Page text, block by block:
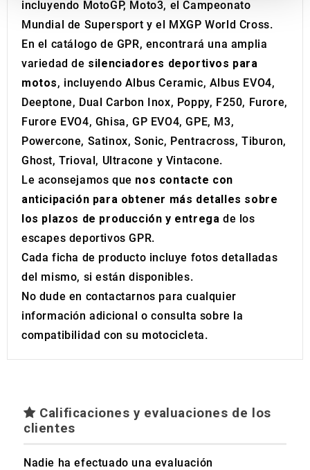
We also share information about your use of our site with
our social media, advertising and analytics partners who
may combine it with other information that you’ve
provided to them or that they’ve collected from your use
incluyendo MotoGP, Moto3, el Campeonato
Mundial de Supersport y el MXGP World Cross.
En el catálogo de GPR, encontrará una amplia
variedad de silenciadores deportivos para
motos, incluyendo Albus Ceramic, Albus EVO4,
Deeptone, Dual Carbon Inox, Poppy, F250, Furore,
Furore EVO4, Ghisa, GP EVO4, GPE, M3,
Powercone, Satinox, Sonic, Pentracross, Tiburon,
Ghost, Trioval, Ultracone y Vintacone.
Le aconsejamos que nos contacte con
anticipación para obtener más detalles sobre
los plazos de producción y entrega de los
escapes deportivos GPR.
Cada ficha de producto incluye fotos detalladas
del mismo, si están disponibles.
No dude en contactarnos para cualquier
información adicional o consulta sobre la
compatibilidad con su motocicleta.
Calificaciones y evaluaciones de los
clientes
Nadie ha efectuado una evaluación